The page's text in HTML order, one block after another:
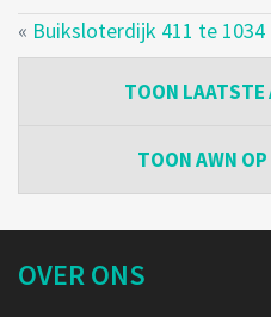
« Buiksloterdijk 411 te
TOON LAATSTE
TOONAWN
OVER ONS